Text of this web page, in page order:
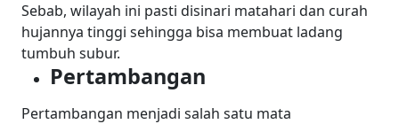
Sebab, wilayah ini pasti disinari matahari dan curah
hujannya tinggi sehingga bisa membuat ladang
tumbuh subur.
Pertambangan
Pertambangan menjadi salah satu mata